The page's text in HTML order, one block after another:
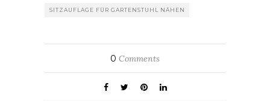
SITZAUFLAGE FÜR GARTENSTUHL NÄHEN
0 Comments